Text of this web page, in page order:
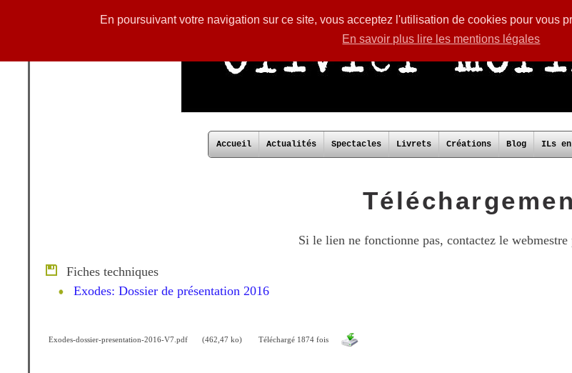
En poursuivant votre navigation sur ce site, vous acceptez l'utilisation de cookies pour vous
En savoir plus lire les mentions légales
Accueil Actualités Spectacles Livrets Créations Blog ILs
Si le lien ne fonctionne pas, contactez le
Fiches techniques
Exodes: Dossier de présentation 2016
Exodes-dossier-presentation-2016-V7.pdf (462,47 ko) Téléchargé 1874 fois